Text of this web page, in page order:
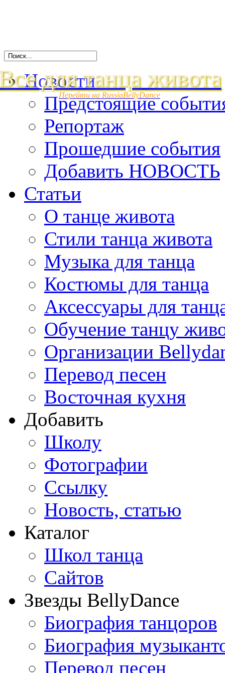
для танца живота
Перейти на RussiaBellyDance
Новости
Предстоящие
Репортаж
Прошедшие события
Добавить НОВОСТЬ
Статьи
О танце живота
Стили танца живота
Музыка для танца
Костюмы для танца
Аксессуары для
Обучение танцу
Организации
Перевод песен
Восточная кухня
Добавить
Школу
Фотографии
Ссылку
Новость, статью
Каталог
Школ танца
Сайтов
Звезды BellyDance
Биография танцоров
Биография
Перевод песен